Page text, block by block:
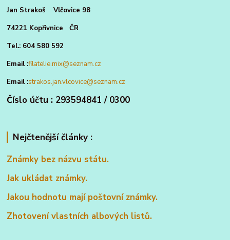
Jan Strakoš Vlčovice 98
74221 Kopřivnice ČR
Tel.: 604 580 592
Email :filatelie.mix@seznam.cz
Email :strakos.jan.vlcovice@seznam.cz
Číslo účtu : 293594841 / 0300
Nejčtenější články :
Známky bez názvu státu.
Jak ukládat známky.
Jakou hodnotu mají poštovní známky.
Zhotovení vlastních albových listů.